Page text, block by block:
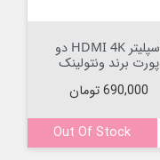
اسپلیتر HDMI 4K دو
پورت برند ونتولینک
قیمت
690,000 تومان
Out Of Stock